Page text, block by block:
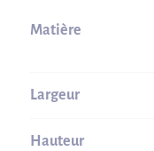
Matière
Largeur
Hauteur